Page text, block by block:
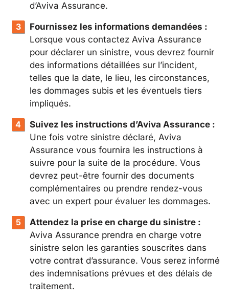
d’Aviva Assurance.
Fournissez les informations demandées :
Lorsque vous contactez Aviva Assurance
pour déclarer un sinistre, vous devrez fournir
des informations détaillées sur l’incident,
telles que la date, le lieu, les circonstances,
les dommages subis et les éventuels tiers
impliqués.
Suivez les instructions d’Aviva Assurance :
Une fois votre sinistre déclaré, Aviva
Assurance vous fournira les instructions à
suivre pour la suite de la procédure. Vous
devrez peut-être fournir des documents
complémentaires ou prendre rendez-vous
avec un expert pour évaluer les dommages.
Attendez la prise en charge du sinistre :
Aviva Assurance prendra en charge votre
sinistre selon les garanties souscrites dans
votre contrat d’assurance. Vous serez informé
des indemnisations prévues et des délais de
traitement.